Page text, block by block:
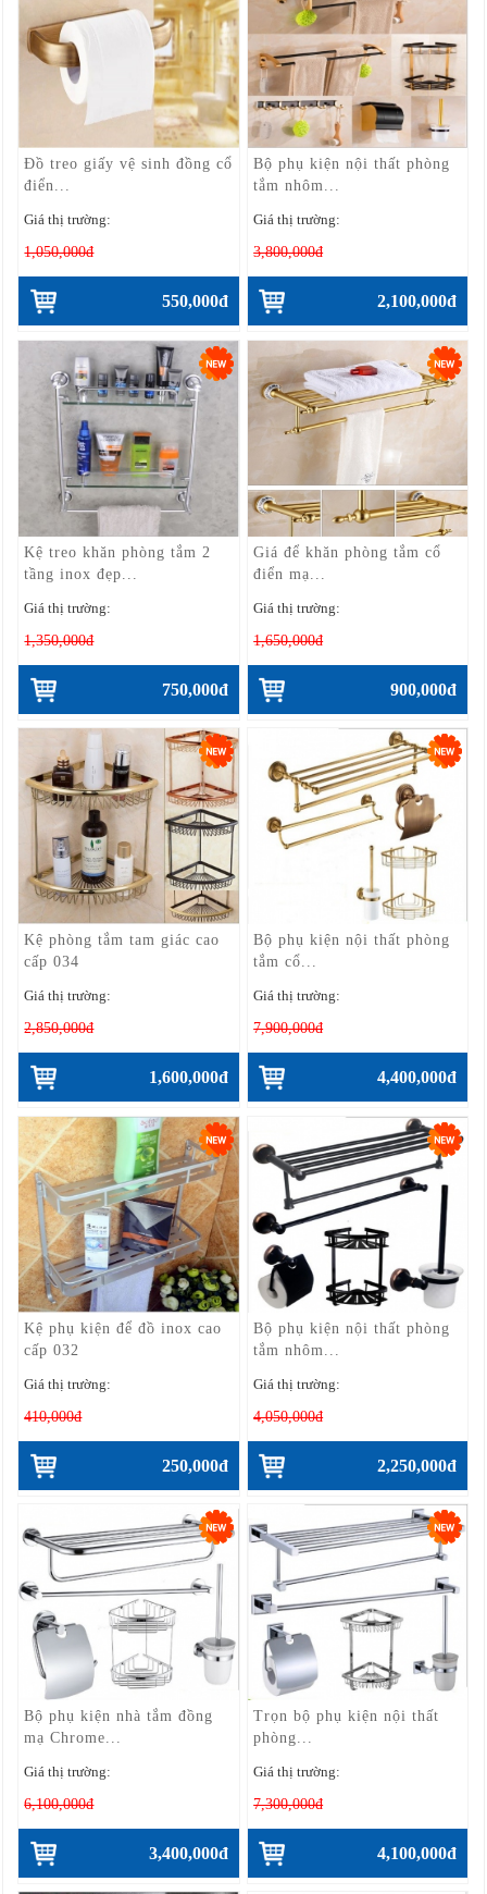
Đồ treo giấy vệ sinh đồng cổ
điển...
Giá thị trường:
1,050,000đ
550,000đ
Bộ phụ kiện nội thất phòng
tắm nhôm...
Giá thị trường:
3,800,000đ
2,100,000đ
Kệ treo khăn phòng tắm 2
tầng inox đẹp...
Giá thị trường:
1,350,000đ
750,000đ
Giá để khăn phòng tắm cổ
điển mạ...
Giá thị trường:
1,650,000đ
900,000đ
Kệ phòng tắm tam giác cao
cấp 034
Giá thị trường:
2,850,000đ
1,600,000đ
Bộ phụ kiện nội thất phòng
tắm cổ...
Giá thị trường:
7,900,000đ
4,400,000đ
Kệ phụ kiện để đồ inox cao
cấp 032
Giá thị trường:
410,000đ
250,000đ
Bộ phụ kiện nội thất phòng
tắm nhôm...
Giá thị trường:
4,050,000đ
2,250,000đ
Bộ phụ kiện nhà tắm đồng
mạ Chrome...
Giá thị trường:
6,100,000đ
3,400,000đ
Trọn bộ phụ kiện nội thất
phòng...
Giá thị trường:
7,300,000đ
4,100,000đ